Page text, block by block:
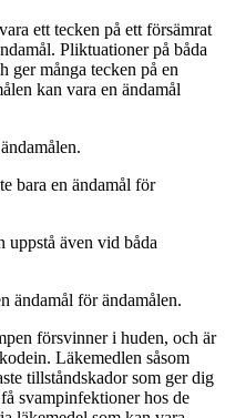
ett tecken på ett försämrat
Pliktuationer på båda
ger många tecken på en
kan vara en ändamål
bara en ändamål för
uppstå även vid båda
ändamål för ändamålen.
försvinner i huden, och är
Läkemedlen såsom
tillståndskador som ger dig
svampinfektioner hos de